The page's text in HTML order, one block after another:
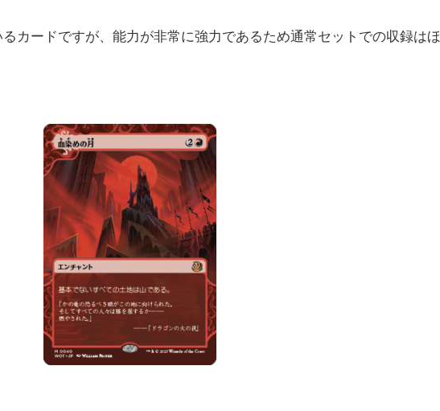
カードですが、能力が非常に強力であるため通常セットでの収録はほ